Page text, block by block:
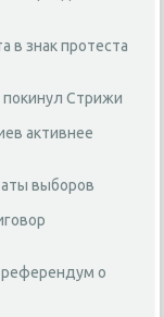
в знак протеста
покинул Стрижи
активнее
выборов
о